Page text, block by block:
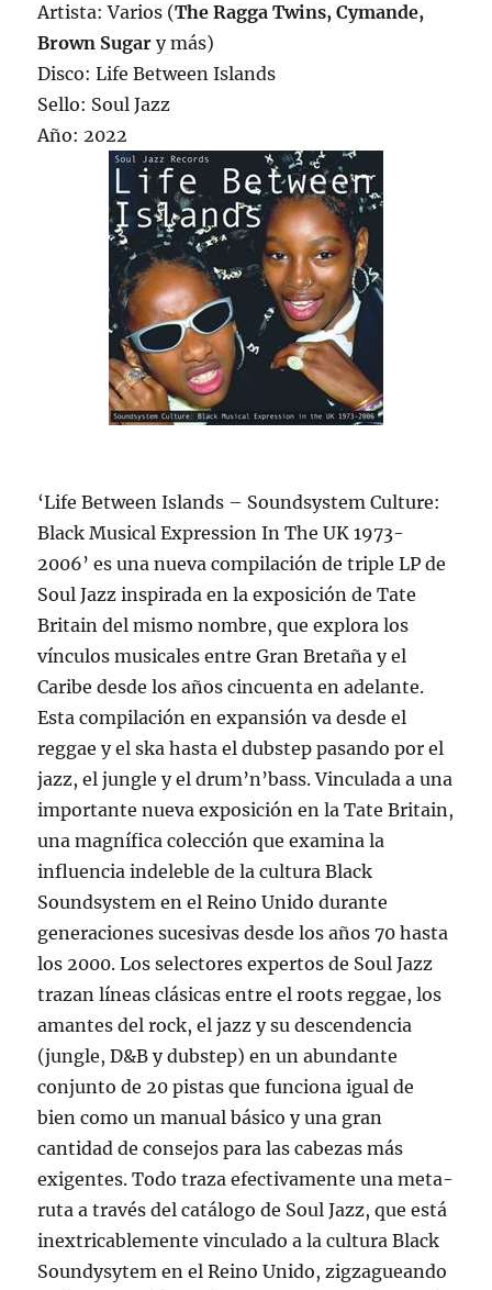
Artista: Varios (The Ragga Twins, Cymande,
Brown Sugar y más)
Disco: Life Between Islands
Sello: Soul Jazz
Año: 2022
‘Life Between Islands – Soundsystem Culture:
Black Musical Expression In The UK 1973-
2006’ es una nueva compilación de triple LP de
Soul Jazz inspirada en la exposición de Tate
Britain del mismo nombre, que explora los
vínculos musicales entre Gran Bretaña y el
Caribe desde los años cincuenta en adelante.
Esta compilación en expansión va desde el
reggae y el ska hasta el dubstep pasando por el
jazz, el jungle y el drum’n’bass. Vinculada a una
importante nueva exposición en la Tate Britain,
una magnífica colección que examina la
influencia indeleble de la cultura Black
Soundsystem en el Reino Unido durante
generaciones sucesivas desde los años 70 hasta
los 2000. Los selectores expertos de Soul Jazz
trazan líneas clásicas entre el roots reggae, los
amantes del rock, el jazz y su descendencia
(jungle, D&B y dubstep) en un abundante
conjunto de 20 pistas que funciona igual de
bien como un manual básico y una gran
cantidad de consejos para las cabezas más
exigentes. Todo traza efectivamente una meta-
ruta a través del catálogo de Soul Jazz, que está
inextricablemente vinculado a la cultura Black
Soundysytem en el Reino Unido, zigzagueando